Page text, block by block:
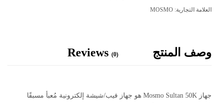
العلامة التجارية: MOSMO
وصف المنتج Reviews (0)
جهاز Mosmo Sultan 50K هو جهاز فيب/شيشة إلكترونية مُعبأ مسبقًا